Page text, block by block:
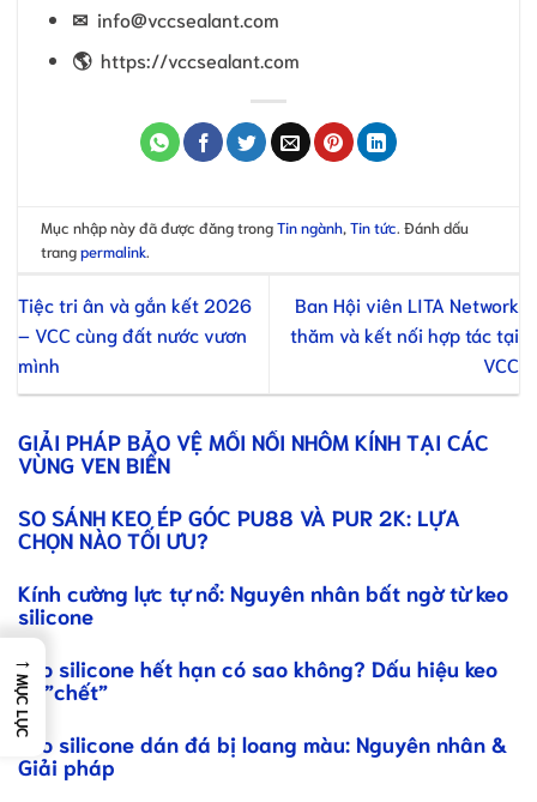
✉ info@vccsealant.com
🌎 https://vccsealant.com
Mục nhập này đã được đăng trongTin ngành,Tin tức. Đánh dấu
trangpermalink.
Tiệc tri ân và gắn kết 2026
– VCC cùng đất nước vươn
mình
Ban Hội viên LITA Network
thăm và kết nối hợp tác tại
VCC
GIẢI PHÁP BẢO VỆ MỐI NỐI NHÔM KÍNH TẠI CÁC
VÙNG VEN BIỂN
SO SÁNH KEO ÉP GÓC PU88 VÀ PUR 2K: LỰA
CHỌN NÀO TỐI ƯU?
Kính cường lực tự nổ: Nguyên nhân bất ngờ từ keo
silicone
Keo silicone hết hạn có sao không? Dấu hiệu keo
đã”chết”
Keo silicone dán đá bị loang màu: Nguyên nhân &
Giải pháp
→
MỤC LỤC